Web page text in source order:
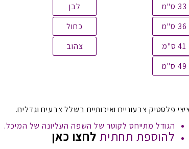
פלסטיק צבעוניים ואיכותיים בשלל צבעים וגדלים.
הגודל מתייחס לקוטר של השפה העליונה של המיכל.
להוספת תחתית לחצו כאן
33 ס"מ
36 ס"מ
41 ס"מ
49 ס"מ
לבן
כחול
צהוב